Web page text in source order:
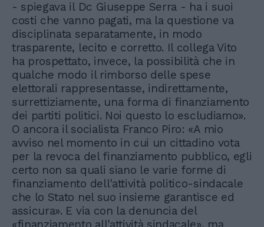
- spiegava il Dc Giuseppe Serra - ha i suoi
costi che vanno pagati, ma la questione va
disciplinata separatamente, in modo
trasparente, lecito e corretto. Il collega Vito
ha prospettato, invece, la possibilità che in
qualche modo il rimborso delle spese
elettorali rappresentasse, indirettamente,
surrettiziamente, una forma di finanziamento
dei partiti politici. Noi questo lo escludiamo».
O ancora il socialista Franco Piro: «A mio
avviso nel momento in cui un cittadino vota
per la revoca del finanziamento pubblico, egli
certo non sa quali siano le varie forme di
finanziamento dell'attività politico-sindacale
che lo Stato nel suo insieme garantisce ed
assicura». E via con la denuncia del
«finanziamento all'attività sindacale», ma